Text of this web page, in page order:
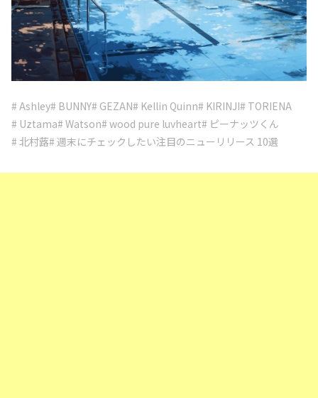
# Ashley# BUNNY# GEZAN# Kellin Quinn# KIRINJI# TORIENA
# Uztama# Watson# wood pure luvheart# ピーナッツくん
# 北村蕗# 週末にチェックしたい注目のニューリリース 10選